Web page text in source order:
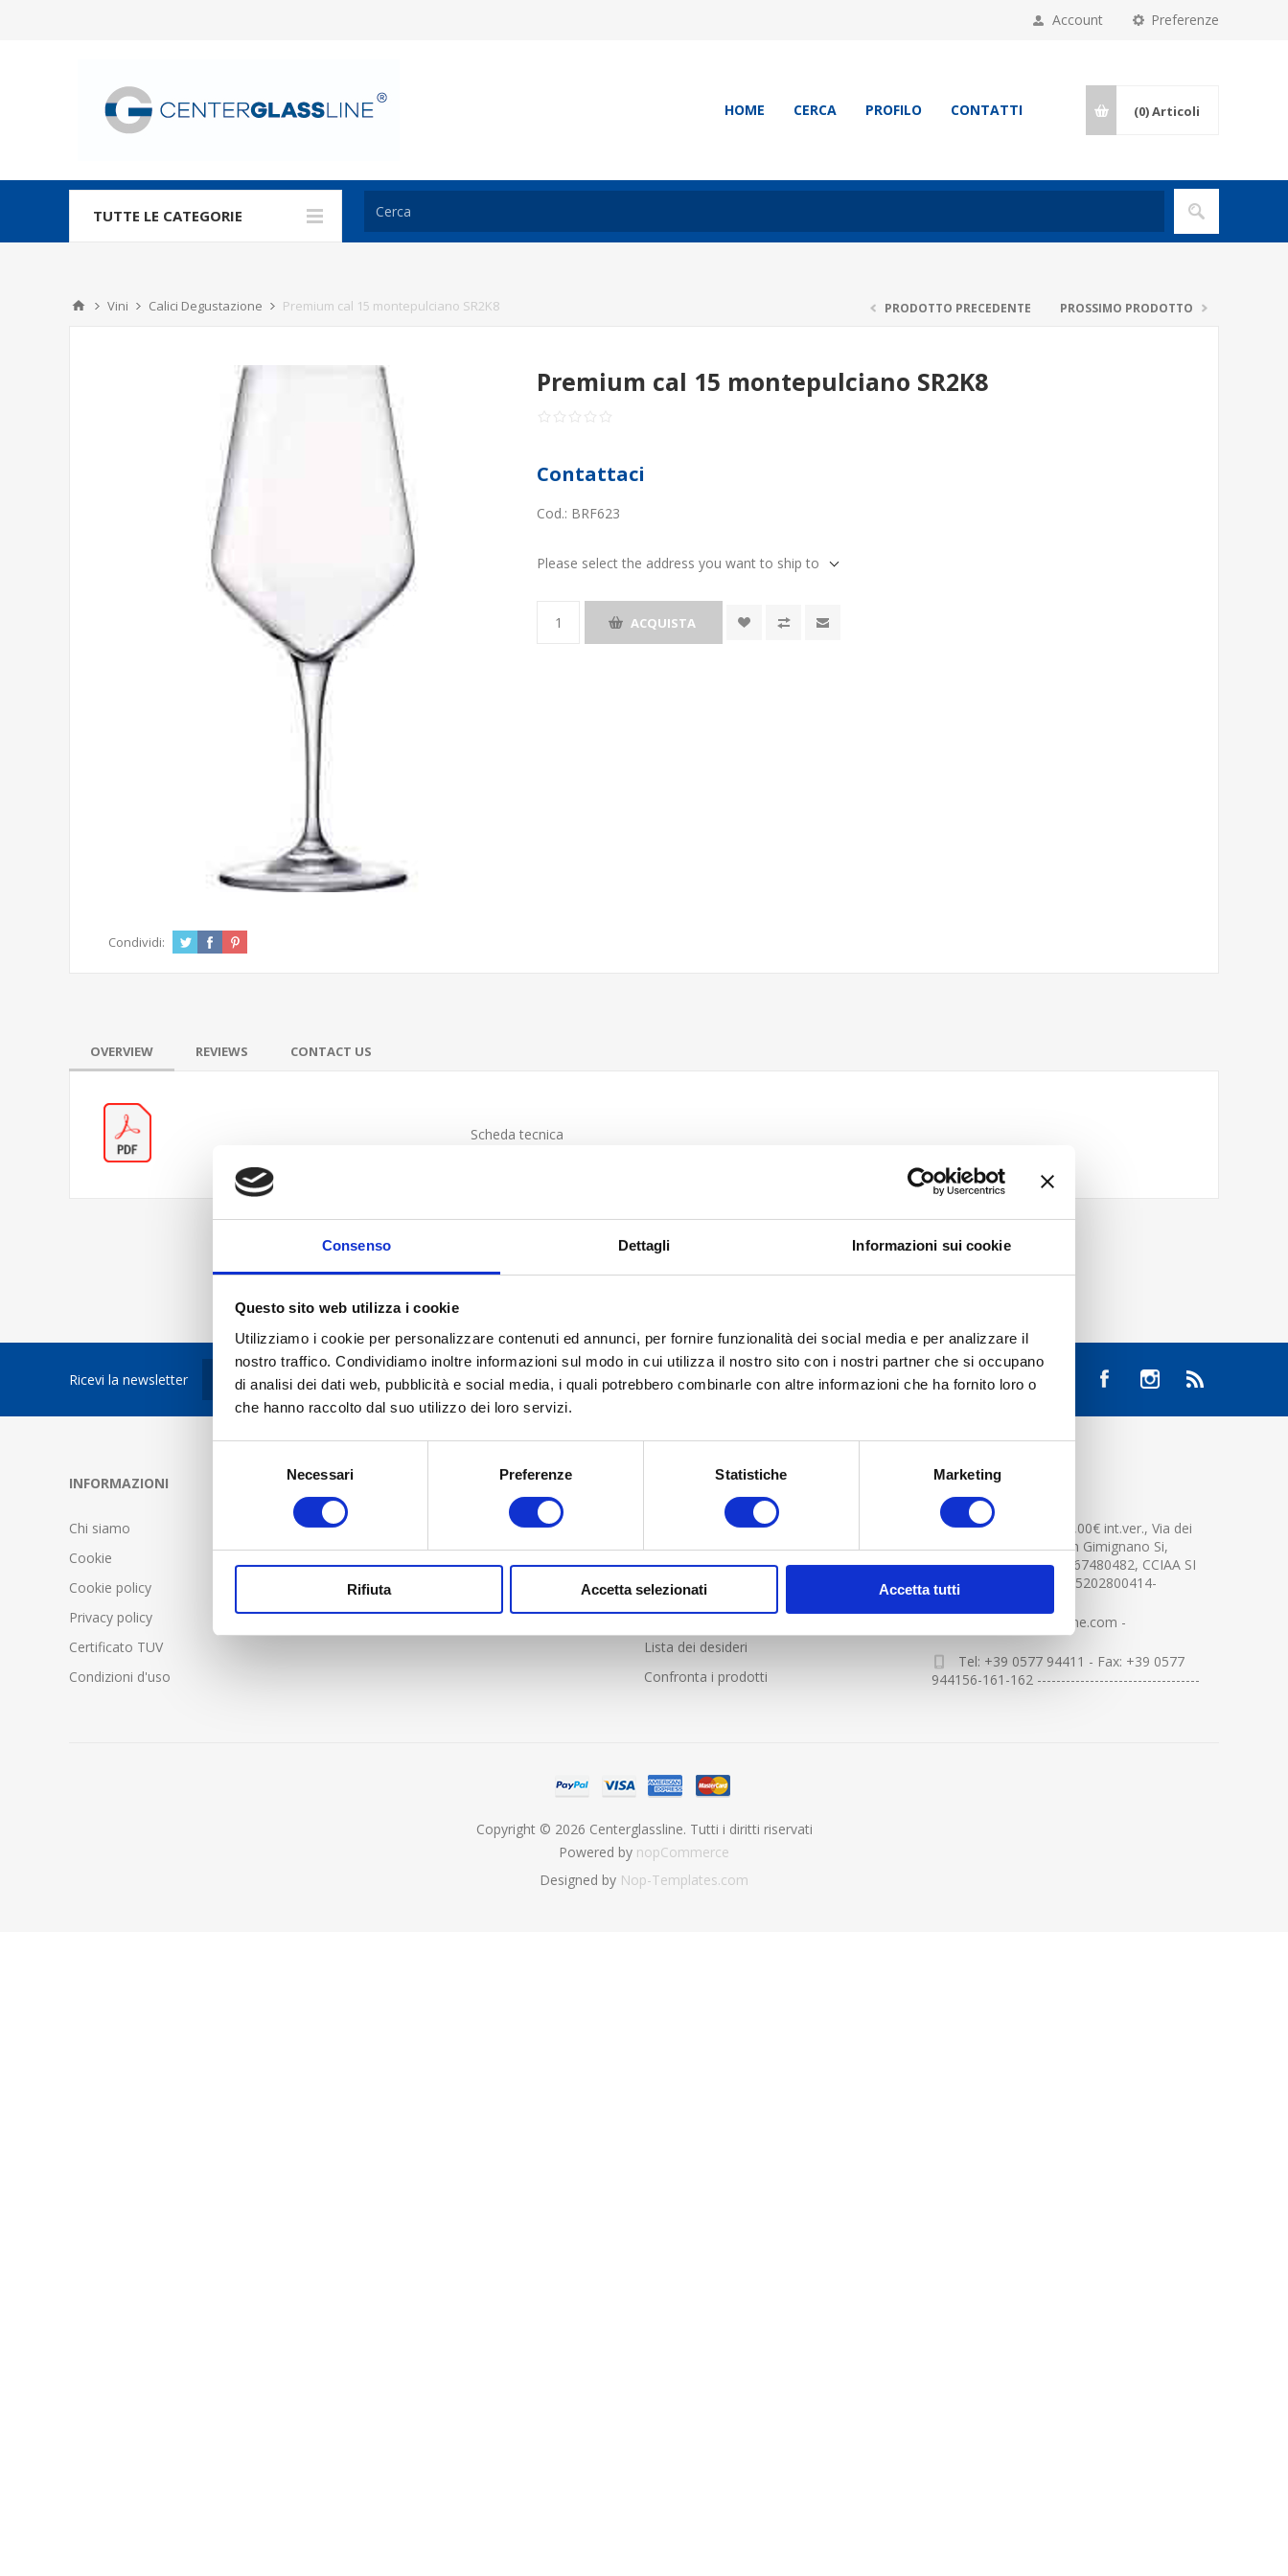
Consenso Dettagli Informazioni sui cookie
Questo sito web utilizza i cookie
Utilizziamo i cookie per personalizzare contenuti ed annunci, per fornire funzionalità dei social media e per analizzare il
nostro traffico. Condividiamo inoltre informazioni sul modo in cui utilizza il nostro sito con i nostri partner che si occupano
di analisi dei dati web, pubblicità e social media, i quali potrebbero combinarle con altre informazioni che ha fornito loro o
che hanno raccolto dal suo utilizzo dei loro servizi.
Necessari Preferenze Statistiche Marketing
Rifiuta Accetta selezionati Accetta tutti
Preferenze
Account
HOME CERCA PROFILO CONTATTI (0)Articoli
TUTTE LE CATEGORIE
Vini Calici Degustazione Premium cal 15 montepulciano SR2K8 PRODOTTO PRECEDENTE PROSSIMO PRODOTTO
Premium cal 15 montepulciano SR2K8
Contattaci
Cod.: BRF623
Please select the address you want to ship to
ACQUISTA
Condividi:
OVERVIEW REVIEWS CONTACT US
Scheda tecnica
Ricevi la newsletter
INFORMAZIONI
Chi siamo
Cookie
Cookie policy
Privacy policy
Certificato TUV
Condizioni d'uso
FAQ - Domande frequenti
Spedizione e resi
Ordini
Carrello
Lista dei desideri
Confronta i prodotti
CONTATTACI
Cap.soc. 2.500.000,00€ int.ver., Via dei
platani n. 15, 53037 San Gimignano Si,
Part.IVA e Cod.Fisc.04367480482, CCIAA SI
n.94391 , MOCA=IT0905202800414-
info@centerglassline.com -
Tel: +39 0577 94411 - Fax: +39 0577
944156-161-162 ----------------------------------
Copyright © 2026 Centerglassline. Tutti i diritti riservati
Powered by nopCommerce
Designed by Nop-Templates.com